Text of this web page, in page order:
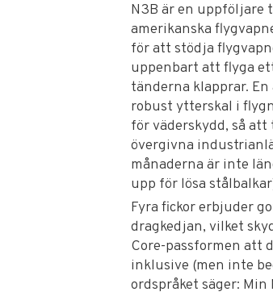
N3B är en uppföljare
amerikanska
för att stödja
uppenbart att flyga
tänderna klapprar.
robust ytterskal i
för väderskydd, så
övergivna
månaderna är inte
upp för lösa
Fyra fickor erbjuder
dragkedjan, vilket
Core-passformen att
inklusive (men inte
ordspråket säger: